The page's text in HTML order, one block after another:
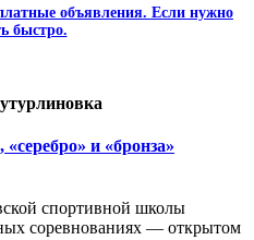
объявления. Если нужно
быстро.
и «бронза»
спортивной школы
соревнованиях — открытом